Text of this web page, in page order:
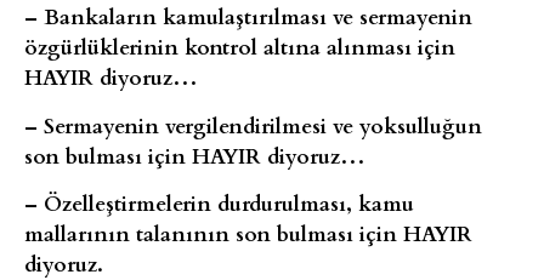
– Bankaların kamulaştırılması ve sermayenin
özgürlüklerinin kontrol altına alınması için
HAYIR diyoruz…
– Sermayenin vergilendirilmesi ve yoksulluğun
son bulması için HAYIR diyoruz…
– Özelleştirmelerin durdurulması, kamu
mallarının talanının son bulması için HAYIR
diyoruz.